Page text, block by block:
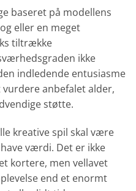
baseret på modellens
eller en meget
tiltrække
ikke
indledende entusiasme
anbefalet alder,
støtte.
kreative spil skal være
værdi. Det er ikke
kortere, men vellavet
end et enormt